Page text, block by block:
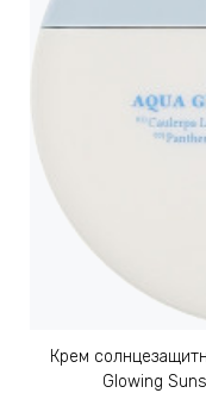
keyboard_arrow_right
Крем
Glowing